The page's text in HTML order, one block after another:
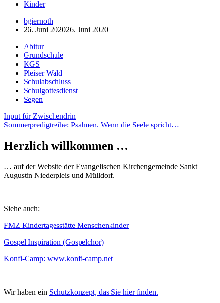
Kinder
bgiernoth
26. Juni 202026. Juni 2020
Abitur
Grundschule
KGS
Pleiser Wald
Schulabschluss
Schulgottesdienst
Segen
Beitragsnavigation
Input für Zwischendrin
Sommerpredigtreihe: Psalmen. Wenn die Seele spricht…
Herzlich willkommen …
… auf der Website der Evangelischen Kirchengemeinde Sankt
Augustin Niederpleis und Mülldorf.
Siehe auch:
FMZ Kindertagesstätte Menschenkinder
Gospel Inspiration (Gospelchor)
Konfi-Camp: www.konfi-camp.net
Wir haben ein Schutzkonzept, das Sie hier finden.